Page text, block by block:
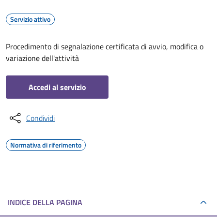
Servizio attivo
Procedimento di segnalazione certificata di avvio, modifica o
variazione dell'attività
Accedi al servizio
Condividi
Normativa di riferimento
INDICE DELLA PAGINA